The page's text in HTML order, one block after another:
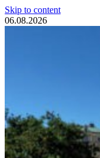
Skip to content
06.08.2026